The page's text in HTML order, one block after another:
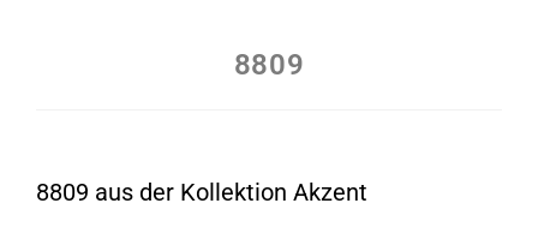
8809
8809 aus der Kollektion Akzent